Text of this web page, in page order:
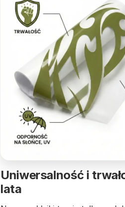
Uniwersalność i
lata